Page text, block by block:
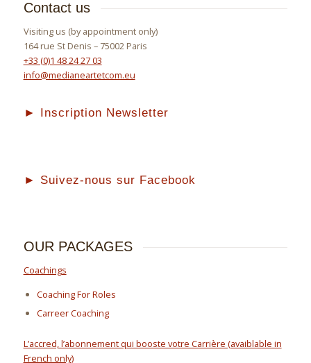
Contact us
Visiting us (by appointment only)
164 rue St Denis – 75002 Paris
+33 (0)1 48 24 27 03
info@medianeartetcom.eu
► Inscription Newsletter
► Suivez-nous sur Facebook
OUR PACKAGES
Coachings
Coaching For Roles
Carreer Coaching
L’accred, l’abonnement qui booste votre Carrière (avaiblable in
French only)